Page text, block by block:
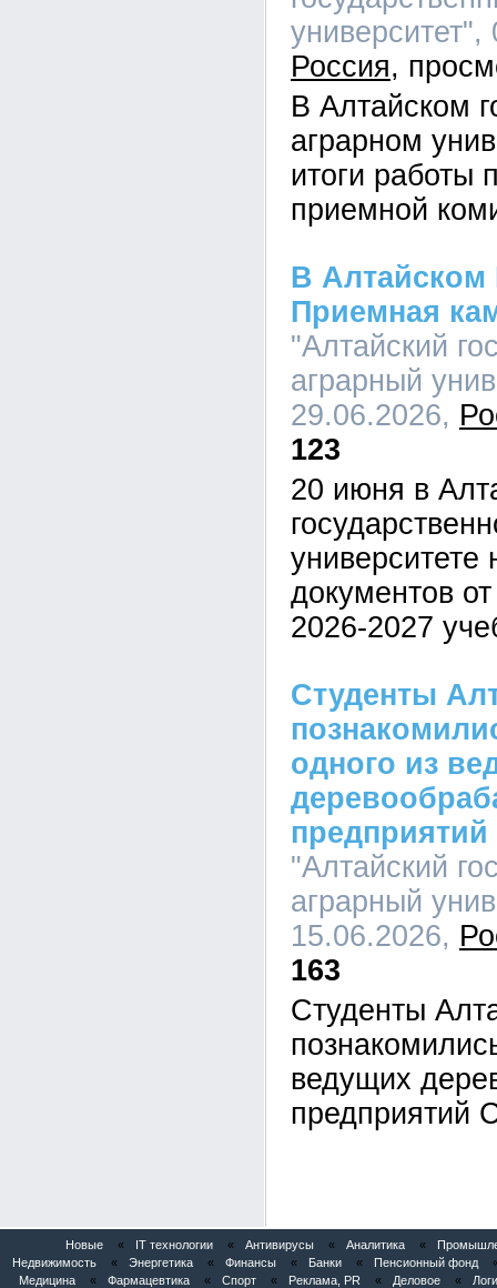
Россия
В Алтайском
аграрном
итоги работы
приемной
В Алтайском
Приемная
"Алтайский
аграрный
29.06.2026,
123
20 июня в
документов
2026-2027
Студенты
одного из
"Алтайский
аграрный
15.06.2026,
163
Студенты
ведущих
предприятий
Новые « IT технологии « Антивирусы « Аналитика «
Недвижимость
« Энергетика « Финансы « Банки « Пенсионный фонд
Медицина
« Фармацевтика « Спорт « Реклама, PR « Деловое «